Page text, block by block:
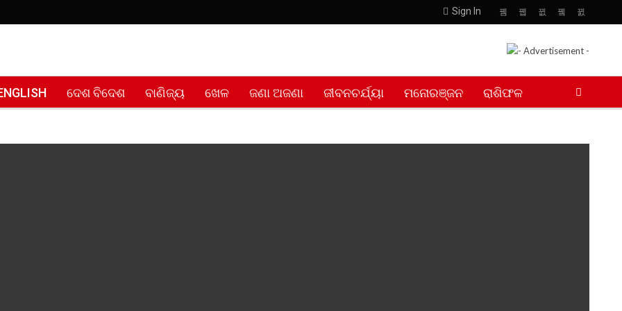
Sign In
ଦେଶ ବିଦେଶ ବାଣିଜ୍ୟ ଖେଳ ଜଣା ଅଜଣା ଜୀବନଚର୍ଯ୍ୟା ମନୋରଞ୍ଜନ ରାଶିଫଳ